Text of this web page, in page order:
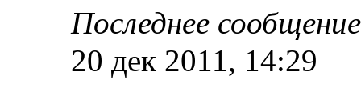
Последнее
20 дек 2011, 14:29